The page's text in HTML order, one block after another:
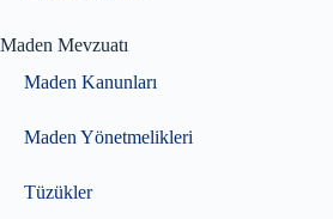
Maden Mevzuatı
Maden Kanunları
Maden Yönetmelikleri
Tüzükler